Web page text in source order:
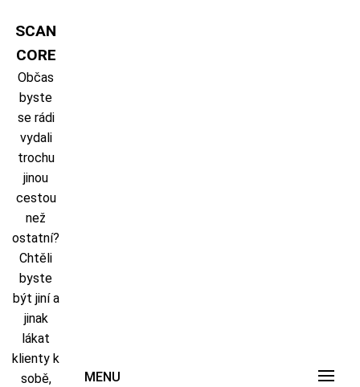
content
SCAN
CORE
Občas
byste
se rádi
vydali
trochu
jinou
cestou
než
ostatní?
Chtěli
byste
být jiní a
jinak
lákat
klienty k
sobě,
MENU